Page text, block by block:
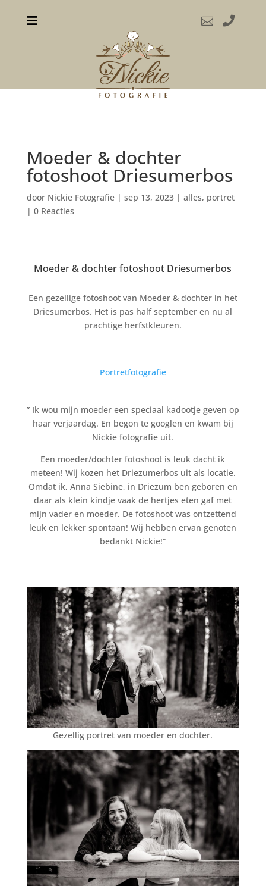
  
Moeder & dochter
fotoshoot Driesumerbos
door Nickie Fotografie| sep 13, 2023| alles, portret
| 0 Reacties
Moeder & dochter fotoshoot Driesumerbos
Een gezellige fotoshoot van Moeder & dochter in het
Driesumerbos. Het is pas half september en nu al
prachtige herfstkleuren.
Portretfotografie
” Ik wou mijn moeder een speciaal kadootje geven op
haar verjaardag. En begon te googlen en kwam bij
Nickie fotografie uit.
Een moeder/dochter fotoshoot is leuk dacht ik
meteen! Wij kozen het Driezumerbos uit als locatie.
Omdat ik, Anna Siebine, in Driezum ben geboren en
daar als klein kindje vaak de hertjes eten gaf met
mijn vader en moeder. De fotoshoot was ontzettend
leuk en lekker spontaan! Wij hebben ervan genoten
bedankt Nickie!”
Gezellig portret van moeder en dochter.